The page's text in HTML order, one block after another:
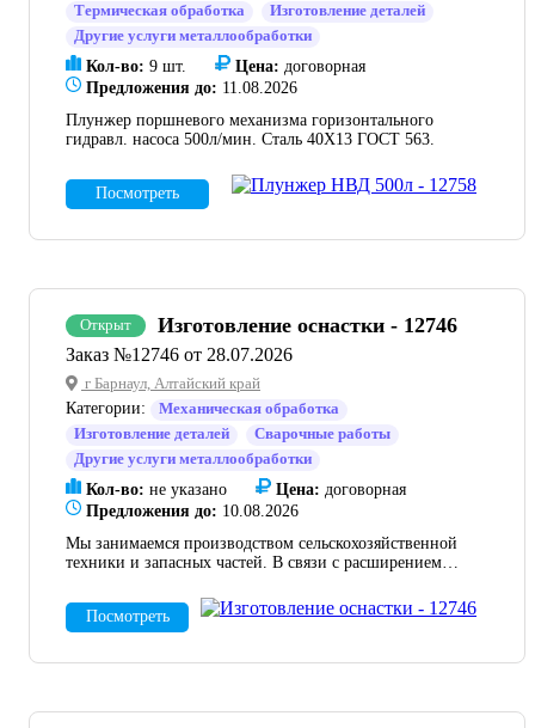
Термическая обработка
Изготовление деталей
Другие услуги металлообработки
Кол-во: 9 шт. Цена: договорная
Предложения до: 11.08.2026
Плунжер поршневого механизма горизонтального
гидравл. насоса 500л/мин. Сталь 40Х13 ГОСТ 563.
Посмотреть
Открыт Изготовление оснастки - 12746
Заказ №12746 от 28.07.2026
г Барнаул, Алтайский край
Категории:
Механическая обработка
Изготовление деталей
Сварочные работы
Другие услуги металлообработки
Кол-во: не указано Цена: договорная
Предложения до: 10.08.2026
Мы занимаемся производством сельскохозяйственной
техники и запасных частей. В связи с расширением
повышения качества сборки мы ищем надежного
партнера для изготовления сварочной оснастки для
(кондукторов, стапелей, прижимов). Нас интересует
конструкторского отдела.
Посмотреть